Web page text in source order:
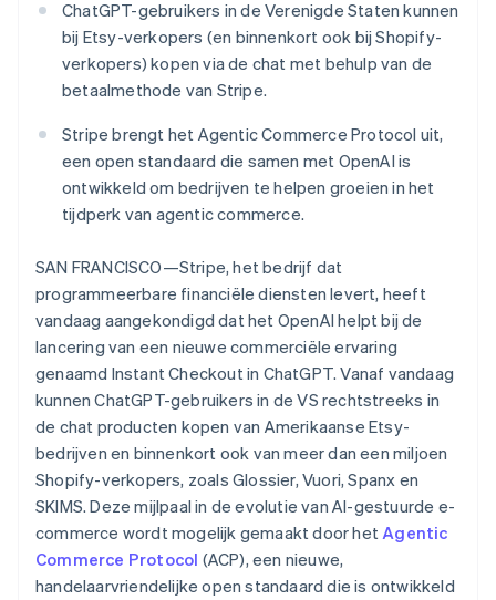
Oprichting van een start-up
Climate
CO₂-verwijdering
Online identiteitsverificatie
Ontdek hoe Stripe de economische
Nu bekijken
Ecosysteem
Partners
ChatGPT-gebruikers in de Verenigde Staten kunnen
bij Etsy-verkopers (en binnenkort ook bij Shopify-
verkopers) kopen via de chat met behulp van de
betaalmethode van Stripe.
Stripe brengt het Agentic Commerce Protocol uit,
een open standaard die samen met OpenAI is
ontwikkeld om bedrijven te helpen groeien in het
tijdperk van agentic commerce.
SAN FRANCISCO—Stripe, het bedrijf dat
programmeerbare financiële diensten levert, heeft
vandaag aangekondigd dat het OpenAI helpt bij de
lancering van een nieuwe commerciële ervaring
genaamd Instant Checkout in ChatGPT. Vanaf vandaag
kunnen ChatGPT-gebruikers in de VS rechtstreeks in
de chat producten kopen van Amerikaanse Etsy-
bedrijven en binnenkort ook van meer dan een miljoen
Shopify-verkopers, zoals Glossier, Vuori, Spanx en
SKIMS. Deze mijlpaal in de evolutie van AI-gestuurde e-
commerce wordt mogelijk gemaakt door hetAgentic
Commerce Protocol (ACP), een nieuwe,
handelaarvriendelijke open standaard die is ontwikkeld